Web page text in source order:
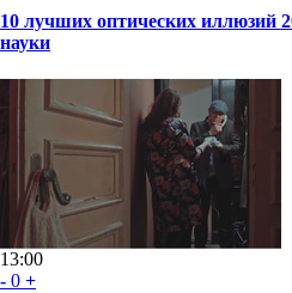
10 лучших оптических иллюзий
науки
13:00
- 0 +